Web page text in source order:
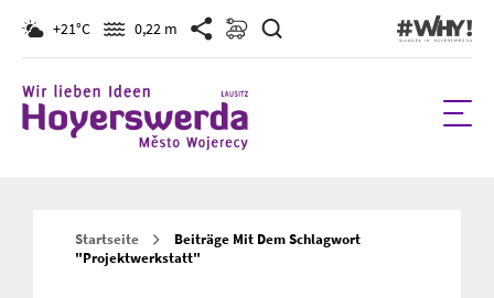
+21°C 0,22 m
Startseite
Beiträge Mit Dem Schlagwort
"projektwerkstatt"